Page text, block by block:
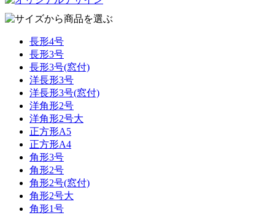
長形4号
長形3号
長形3号(窓付)
洋長形3号
洋長形3号(窓付)
洋角形2号
洋角形2号大
正方形A5
正方形A4
角形3号
角形2号
角形2号(窓付)
角形2号大
角形1号